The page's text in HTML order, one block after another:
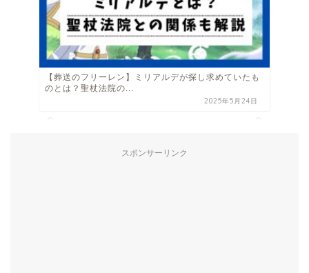
【葬送のフリーレン】ミリアルデが探し求めていたも
のとは？聖杖法院の...
2025年5月24日
スポンサーリンク